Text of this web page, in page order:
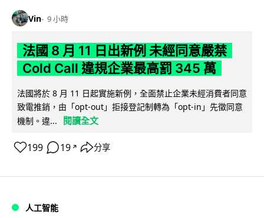
Vin 9 小時
法國 8 月 11 日出新例 未經同意嚴禁
Cold Call 違規企業最高罰 345 萬
法國將於 8 月 11 日起實施新例，全面禁止企業未經消費者同意
致電推銷，由「opt-out」拒接登記制轉為「opt-in」先徵同意
機制。違...
閱讀全文
199 19 ↗ 分享
人工智能